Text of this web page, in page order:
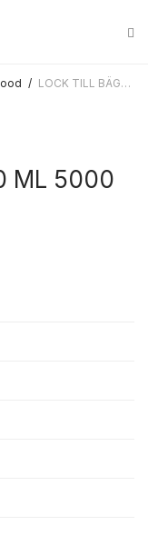
/ LOCK TILL BÄGARE 30 ML 5000 ST/FRP (20×250)
ML 5000